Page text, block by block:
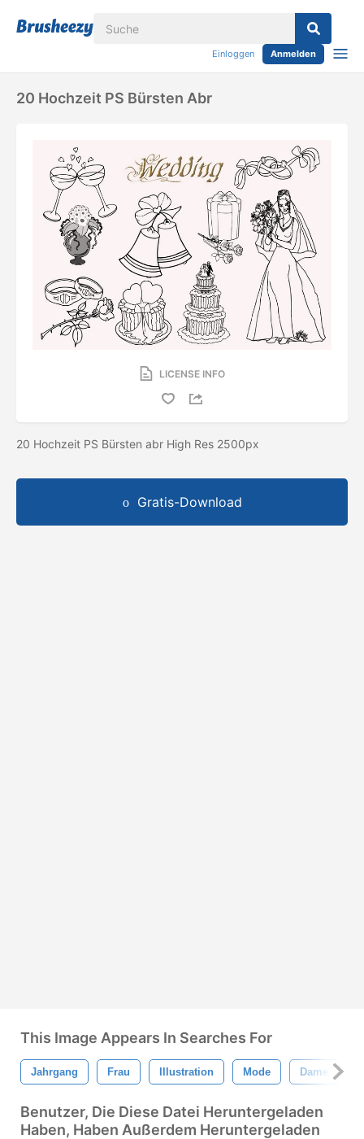
Einloggen Anmelden
20 Hochzeit PS Bürsten Abr
LICENSE INFO
20 Hochzeit PS Bürsten abr High Res 2500px
Gratis-Download
This Image Appears In Searches For
Jahrgang Frau Illustration Mode Dame
Benutzer, Die Diese Datei Heruntergeladen
Haben, Haben Außerdem Heruntergeladen